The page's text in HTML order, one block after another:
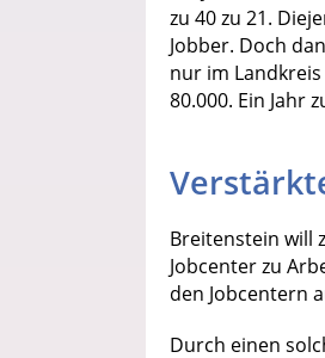
zu 40 zu 21.
Jobber. Doch
nur im
80.000. Ein Jahr
Breitenstein will
Jobcenter zu
den Jobcentern
Durch einen